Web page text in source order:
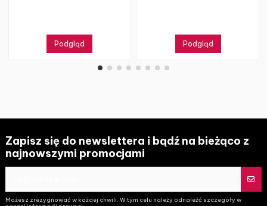
Podgląd Podgląd
Zapisz się do newslettera i bądź na bieżąco z
najnowszymi promocjami
Możesz zrezygnować w każdej chwili. W tym celu należy odnaleźć szczegóły w